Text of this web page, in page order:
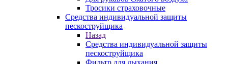
Тросики страховочные
Средства индивидуальной защиты
пескоструйщика
Назад
Средства индивидуальной защиты
пескоструйщика
Фильтр для дыхания